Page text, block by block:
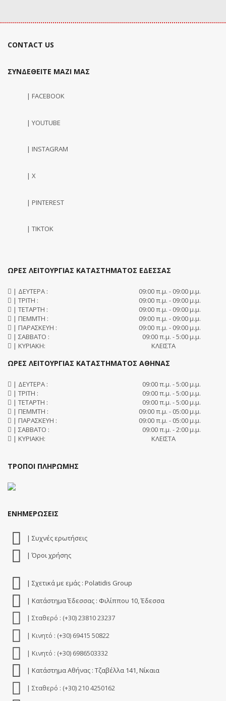
CONTACT US
ΣΥΝΔΕΘΕΙΤΕ ΜΑΖΙ ΜΑΣ
| FACEBOOK
| YOUTUBE
| INSTAGRAM
| X
| PINTEREST
| TIKTOK
ΩΡΕΣ ΛΕΙΤΟΥΡΓΙΑΣ ΚΑΤΑΣΤΗΜΑΤΟΣ ΕΔΕΣΣΑΣ
| ΔΕΥΤΕΡΑ :
09:00 π.μ. - 09:00 μ.μ.
| ΤΡΙΤΗ :
09:00 π.μ. - 09:00 μ.μ.
| ΤΕΤΑΡΤΗ :
09:00 π.μ. - 09:00 μ.μ.
| ΠΕΜΜΤΗ :
09:00 π.μ. - 09:00 μ.μ.
| ΠΑΡΑΣΚΕΥΗ :
09:00 π.μ. - 09:00 μ.μ.
| ΣΑΒΒΑΤΟ :
09:00 π.μ. - 5:00 μ.μ.
| ΚΥΡΙΑΚΗ:
ΚΛΕΙΣΤΑ
ΩΡΕΣ ΛΕΙΤΟΥΡΓΙΑΣ ΚΑΤΑΣΤΗΜΑΤΟΣ ΑΘΗΝΑΣ
| ΔΕΥΤΕΡΑ :
09:00 π.μ. - 5:00 μ.μ.
| ΤΡΙΤΗ :
09:00 π.μ. - 5:00 μ.μ.
| ΤΕΤΑΡΤΗ :
09:00 π.μ. - 5:00 μ.μ.
| ΠΕΜΜΤΗ :
09:00 π.μ. - 05:00 μ.μ.
| ΠΑΡΑΣΚΕΥΗ :
09:00 π.μ. - 05:00 μ.μ.
| ΣΑΒΒΑΤΟ :
09:00 π.μ. - 2:00 μ.μ.
| ΚΥΡΙΑΚΗ:
ΚΛΕΙΣΤΑ
ΤΡΟΠΟΙ ΠΛΗΡΩΜΗΣ
ΕΝΗΜΕΡΩΣΕΙΣ
| Συχνές ερωτήσεις
| Όροι χρήσης
| Σχετικά με εμάς : Polatidis Group
| Κατάστημα Έδεσσας : Φιλίππου 10, Έδεσσα
| Σταθερό : (+30) 23810 23237
| Κινητό : (+30) 69415 50822
| Κινητό : (+30) 6986503332
| Κατάστημα Αθήνας : Τζαβέλλα 141, Νίκαια
| Σταθερό : (+30) 210 4250162